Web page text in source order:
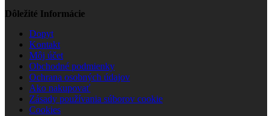
Dôležité Informácie
Dopyt
Kontakt
Môj účet
Obchodné podmienky
Ochrana osobných údajov
Ako nakupovať
Zásady používania súborov cookie
Cookies